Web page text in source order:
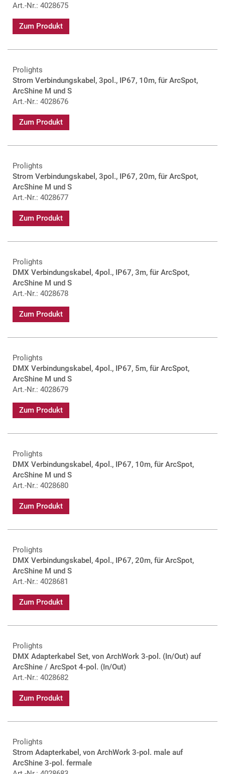
Art.-Nr.: 4028675
Zum Produkt
Prolights
Strom Verbindungskabel, 3pol., IP67, 10m, für ArcSpot,
ArcShine M und S
Art.-Nr.: 4028676
Zum Produkt
Prolights
Strom Verbindungskabel, 3pol., IP67, 20m, für ArcSpot,
ArcShine M und S
Art.-Nr.: 4028677
Zum Produkt
Prolights
DMX Verbindungskabel, 4pol., IP67, 3m, für ArcSpot,
ArcShine M und S
Art.-Nr.: 4028678
Zum Produkt
Prolights
DMX Verbindungskabel, 4pol., IP67, 5m, für ArcSpot,
ArcShine M und S
Art.-Nr.: 4028679
Zum Produkt
Prolights
DMX Verbindungskabel, 4pol., IP67, 10m, für ArcSpot,
ArcShine M und S
Art.-Nr.: 4028680
Zum Produkt
Prolights
DMX Verbindungskabel, 4pol., IP67, 20m, für ArcSpot,
ArcShine M und S
Art.-Nr.: 4028681
Zum Produkt
Prolights
DMX Adapterkabel Set, von ArchWork 3-pol. (In/Out) auf
ArcShine / ArcSpot 4-pol. (In/Out)
Art.-Nr.: 4028682
Zum Produkt
Prolights
Strom Adapterkabel, von ArchWork 3-pol. male auf
ArcShine 3-pol. fermale